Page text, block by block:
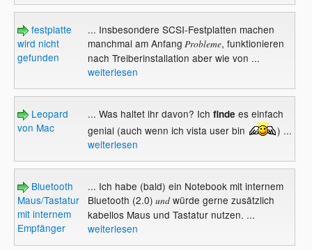
festplatte
wird nicht
gefunden
... Insbesondere SCSI-Festplatten machen
manchmal am Anfang Probleme, funktionieren
nach Treiberinstallation aber wie von ...
weiterlesen
Leopard
von Mac
... Was haltet ihr davon? Ich finde es einfach
genial (auch wenn ich vista user bin
) ...
weiterlesen
Bluetooth
Maus/Tastatur
mit internem
Empfänger
... Ich habe (bald) ein Notebook mit internem
Bluetooth (2.0) undwürde gerne zusätzlich
kabellos Maus und Tastatur nutzen. ...
weiterlesen